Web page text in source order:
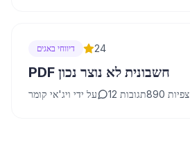
דיווחי באגים 24
PDF חשבונית לא נוצר נכון
על ידי ויג'אי קומר 12 תגובות890 צפיות